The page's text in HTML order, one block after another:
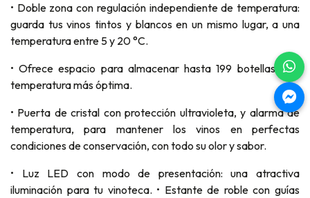
• Doble zona con regulación independiente de temperatura:
guarda tus vinos tintos y blancos en un mismo lugar, a una
temperatura entre 5 y 20 °C.
• Ofrece espacio para almacenar hasta 199 botellas a la
temperatura más óptima.
• Puerta de cristal con protección ultravioleta, y alarma de
temperatura, para mantener los vinos en perfectas
condiciones de conservación, con todo su olor y sabor.
• Luz LED con modo de presentación: una atractiva
iluminación para tu vinoteca. • Estante de roble con guías